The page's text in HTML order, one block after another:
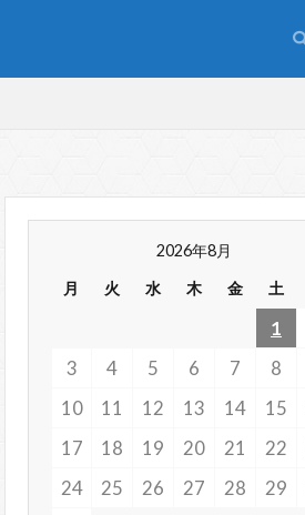
2026年8月
月
火 水 木 金 土
1
3
4 5 6 7 8
10
11 12 13 14 15
17
18 19 20 21 22
24
25 26 27 28 29